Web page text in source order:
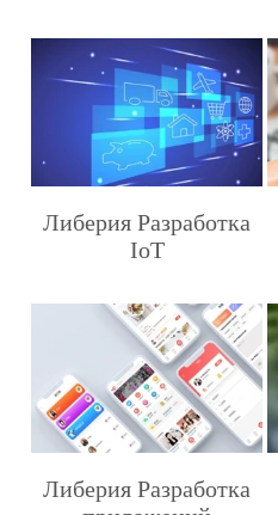
Либерия Разработка
IoT
Либерия Разработка